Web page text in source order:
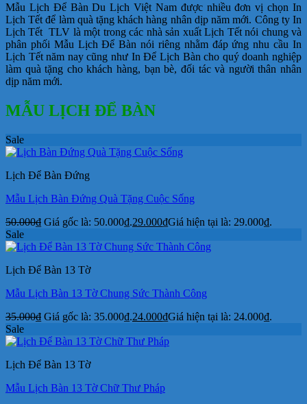
Mẫu Lịch Để Bàn Du Lịch Việt Nam được nhiều đơn vị chọn In
Lịch Tết để làm quà tặng khách hàng nhân dịp năm mới. Công ty In
Lịch Tết TLV là một trong các nhà sản xuất Lịch Tết nói chung và
phân phối Mẫu Lịch Để Bàn nói riêng nhằm đáp ứng nhu cầu In
Lịch Tết năm nay cũng như In Để Lịch Bàn cho quý doanh nghiệp
làm quà tặng cho khách hàng, bạn bè, đối tác và người thân nhân
dịp năm mới.
MẪU LỊCH ĐỂ BÀN
Sale
Lịch Để Bàn Đứng
Mẫu Lịch Bàn Đứng Quà Tặng Cuộc Sống
50.000₫ Giá gốc là: 50.000₫.29.000₫Giá hiện tại là: 29.000₫.
Sale
Lịch Để Bàn 13 Tờ
Mẫu Lịch Bàn 13 Tờ Chung Sức Thành Công
35.000₫ Giá gốc là: 35.000₫.24.000₫Giá hiện tại là: 24.000₫.
Sale
Lịch Để Bàn 13 Tờ
Mẫu Lịch Bàn 13 Tờ Chữ Thư Pháp